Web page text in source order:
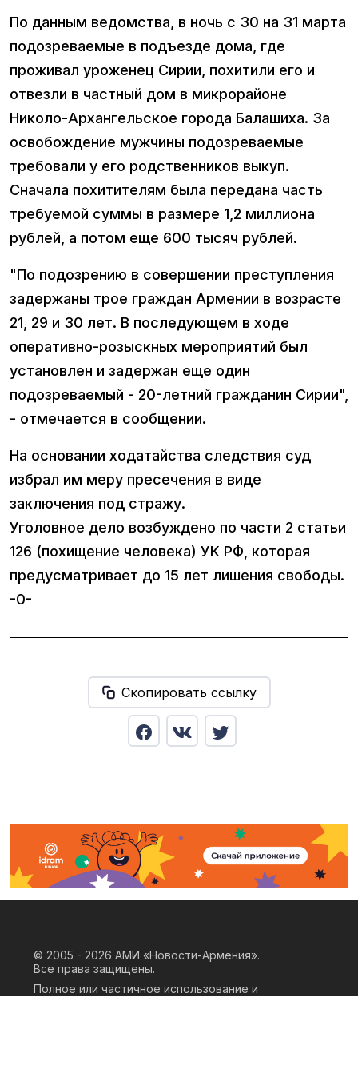
По данным ведомства, в ночь с 30 на 31 марта
подозреваемые в подъезде дома, где
проживал уроженец Сирии, похитили его и
отвезли в частный дом в микрорайоне
Николо-Архангельское города Балашиха. За
освобождение мужчины подозреваемые
требовали у его родственников выкуп.
Сначала похитителям была передана часть
требуемой суммы в размере 1,2 миллиона
рублей, а потом еще 600 тысяч рублей.
"По подозрению в совершении преступления
задержаны трое граждан Армении в возрасте
21, 29 и 30 лет. В последующем в ходе
оперативно-розыскных мероприятий был
установлен и задержан еще один
подозреваемый - 20-летний гражданин Сирии",
- отмечается в сообщении.
На основании ходатайства следствия суд
избрал им меру пресечения в виде
заключения под стражу.
Уголовное дело возбуждено по части 2 статьи
126 (похищение человека) УК РФ, которая
предусматривает до 15 лет лишения свободы.
-0-
Скопировать ссылку
© 2005 - 2026 АМИ «Новости-Армения».
Все права защищены.
Полное или частичное использование и